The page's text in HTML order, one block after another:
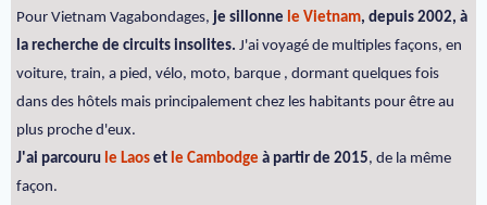
Pour Vietnam Vagabondages, je sillonne le Vietnam, depuis 2002, à
la recherche de circuits insolites. J'ai voyagé de multiples façons, en
voiture, train, a pied, vélo, moto, barque , dormant quelques fois
dans des hôtels mais principalement chez les habitants pour être au
plus proche d'eux.
J'ai parcouru le Laos et le Cambodge à partir de 2015, de la même
façon.